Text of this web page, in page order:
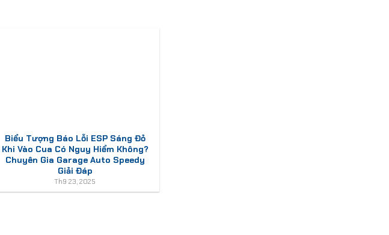
Biểu Tượng Báo Lỗi ESP Sáng Đỏ
Khi Vào Cua Có Nguy Hiểm Không?
Chuyên Gia Garage Auto Speedy
Giải Đáp
Th9 23, 2025